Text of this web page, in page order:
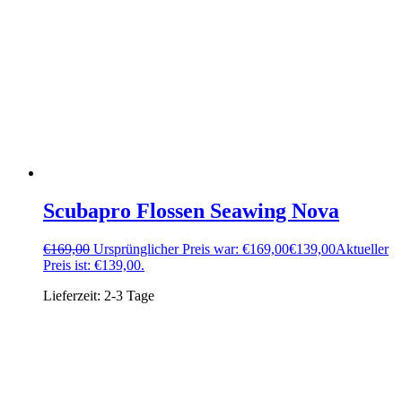
Scubapro Flossen Seawing Nova
€169,00 Ursprünglicher Preis war: €169,00€139,00Aktueller
Preis ist: €139,00.
Lieferzeit: 2-3 Tage